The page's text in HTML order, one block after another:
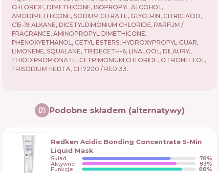
CHLORIDE, DIMETHICONE, ISOPROPYL ALCOHOL,
AMODIMETHICONE, SODIUM CITRATE, GLYCERIN, CITRIC ACID,
C15-19 ALKANE, DICETYLDIMONIUM CHLORIDE, PARFUM /
FRAGRANCE, AMINOPROPYL DIMETHICONE,
PHENOXYETHANOL, CETYL ESTERS, HYDROXYPROPYL GUAR,
LIMONENE, SQUALANE, TRIDECETH-6, LINALOOL, DILAURYL
THIODIPROPIONATE, CETRIMONIUM CHLORIDE, CITRONELLOL,
TRISODIUM HEDTA, CI 17200 / RED 33.
Podobne składem (alternatywy)
Redken Acidic Bonding Concentrate 5-Min
Liquid Mask
Skład 78%
Aktywne 83%
Funkcje 88%